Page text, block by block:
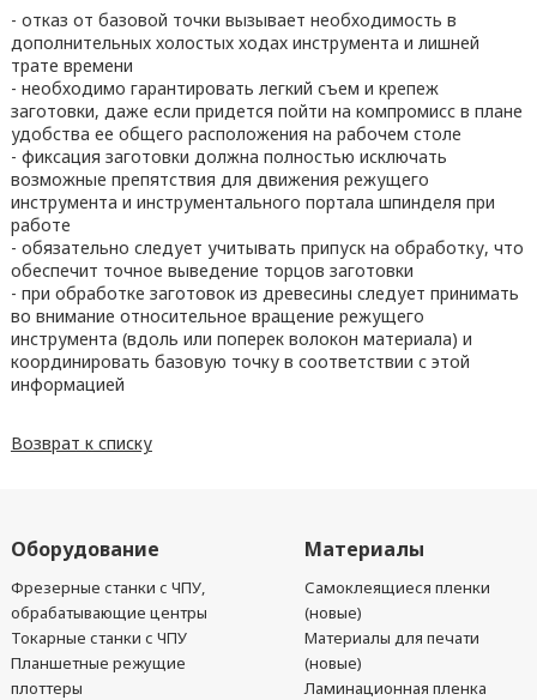
- отказ от базовой точки вызывает необходимость в
дополнительных холостых ходах инструмента и лишней
трате времени
- необходимо гарантировать легкий съем и крепеж
заготовки, даже если придется пойти на компромисс в плане
удобства ее общего расположения на рабочем столе
- фиксация заготовки должна полностью исключать
возможные препятствия для движения режущего
инструмента и инструментального портала шпинделя при
работе
- обязательно следует учитывать припуск на обработку, что
обеспечит точное выведение торцов заготовки
- при обработке заготовок из древесины следует принимать
во внимание относительное вращение режущего
инструмента (вдоль или поперек волокон материала) и
координировать базовую точку в соответствии с этой
информацией
Возврат к списку
Оборудование
Фрезерные станки с ЧПУ,
обрабатывающие центры
Токарные станки с ЧПУ
Планшетные режущие
плоттеры
Материалы
Самоклеящиеся пленки
(новые)
Материалы для печати
(новые)
Ламинационная пленка